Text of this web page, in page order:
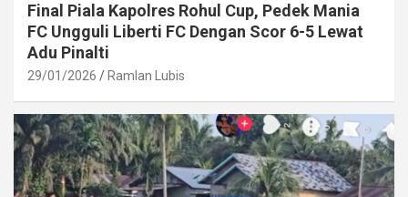
Final Piala Kapolres Rohul Cup, Pedek Mania
FC Ungguli Liberti FC Dengan Scor 6-5 Lewat
Adu Pinalti
29/01/2026 Ramlan Lubis